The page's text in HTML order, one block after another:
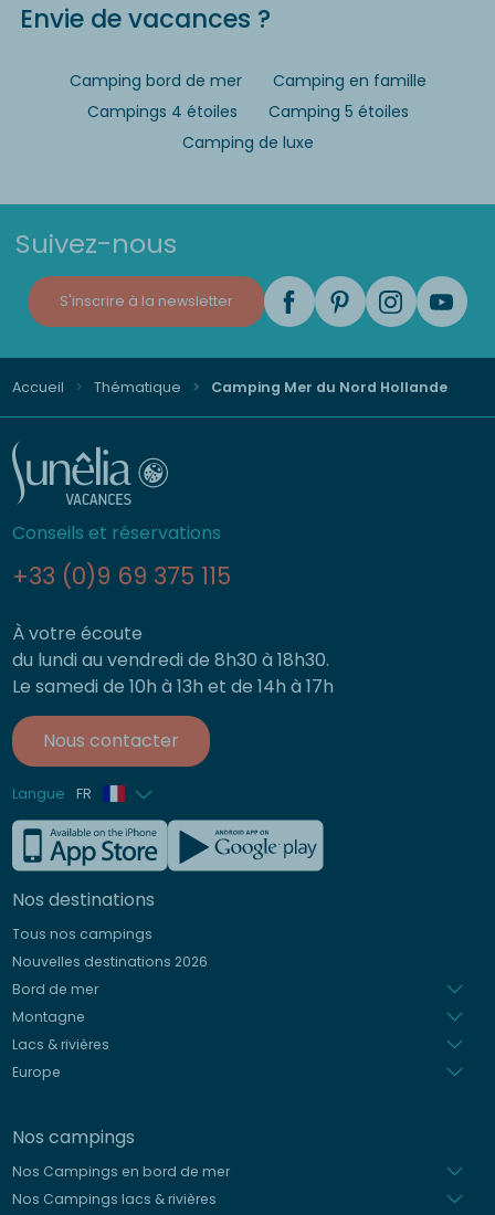
Envie de vacances ?
Camping bord de mer
Camping en famille
Campings 4 étoiles
Camping 5 étoiles
Camping de luxe
Suivez-nous
S'inscrire à la newsletter
Accueil Thématique Camping Mer du Nord Hollande
Conseils et réservations
+33 (0)9 69 375 115
À votre écoute
du lundi au vendredi de 8h30 à 18h30.
Le samedi de 10h à 13h et de 14h à 17h
Nous contacter
Langue FR
Anglais
Allemand
Italien
Espagnol
Néerlandais
Nos destinations
Tous nos campings
Nouvelles destinations 2026
Bord de mer
Montagne
Lacs & rivières
Europe
Nos campings
Nos Campings en bord de mer
Nos Campings lacs & rivières